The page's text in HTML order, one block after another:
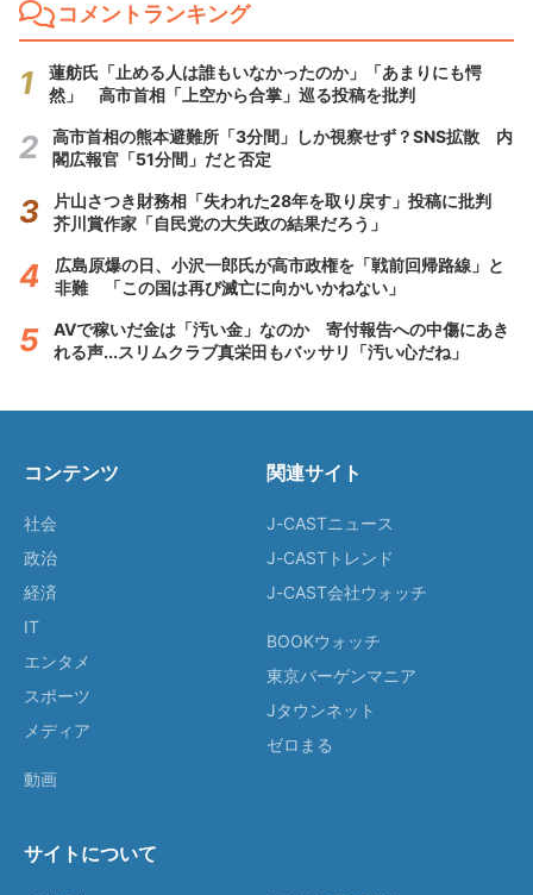
コメントランキング
蓮舫氏「止める人は誰もいなかったのか」「あまりにも愕
然」 高市首相「上空から合掌」巡る投稿を批判
高市首相の熊本避難所「3分間」しか視察せず？SNS拡散 内
閣広報官「51分間」だと否定
片山さつき財務相「失われた28年を取り戻す」投稿に批判
芥川賞作家「自民党の大失政の結果だろう」
広島原爆の日、小沢一郎氏が高市政権を「戦前回帰路線」と
非難 「この国は再び滅亡に向かいかねない」
AVで稼いだ金は「汚い金」なのか 寄付報告への中傷にあき
れる声...スリムクラブ真栄田もバッサリ「汚い心だね」
コンテンツ
社会
政治
経済
IT
エンタメ
スポーツ
メディア
動画
関連サイト
J-CASTニュース
J-CASTトレンド
J-CAST会社ウォッチ
BOOKウォッチ
東京バーゲンマニア
Jタウンネット
ゼロまる
サイトについて